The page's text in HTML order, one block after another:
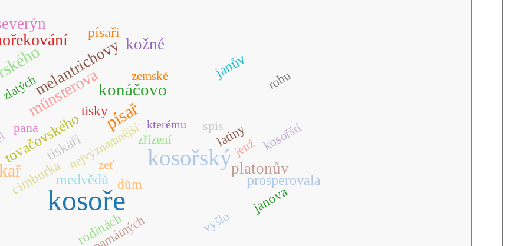
kosoře
kosořský
písař
konáčovo
münsterova
kožné
melantrichovy
platonův
tiskaři
tovačovského
cimburka
janův
medvědů prosperovala
písaři
dům janova
rodinách
tisky
kosořští
latiny
památných
pana
rohu
spis
nejvýznamnější
vyšlo
zemské
zeť
zlatých
zřízení jenž
kterému